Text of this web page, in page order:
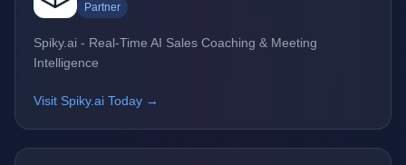
Partner
Spiky.ai - Real-Time AI Sales Coaching & Meeting
Intelligence
Visit Spiky.ai Today →